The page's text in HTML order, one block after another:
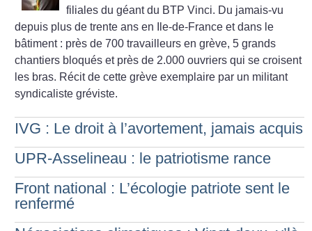
filiales du géant du BTP Vinci. Du jamais-vu
depuis plus de trente ans en Ile-de-France et dans le
bâtiment : près de 700 travailleurs en grève, 5 grands
chantiers bloqués et près de 2.000 ouvriers qui se croisent
les bras. Récit de cette grève exemplaire par un militant
syndicaliste gréviste.
IVG : Le droit à l’avortement, jamais acquis
UPR-Asselineau : le patriotisme rance
Front national : L’écologie patriote sent le
renfermé